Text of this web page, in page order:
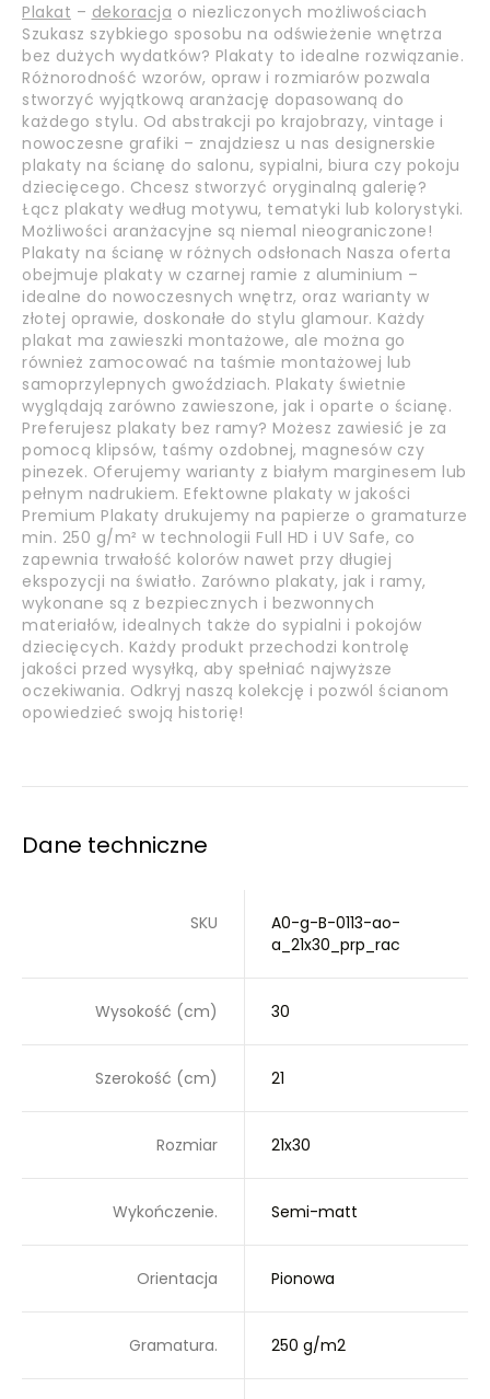
Plakat – dekoracja o niezliczonych możliwościach
Szukasz szybkiego sposobu na odświeżenie wnętrza
bez dużych wydatków? Plakaty to idealne rozwiązanie.
Różnorodność wzorów, opraw i rozmiarów pozwala
stworzyć wyjątkową aranżację dopasowaną do
każdego stylu. Od abstrakcji po krajobrazy, vintage i
nowoczesne grafiki – znajdziesz u nas designerskie
plakaty na ścianę do salonu, sypialni, biura czy pokoju
dziecięcego. Chcesz stworzyć oryginalną galerię?
Łącz plakaty według motywu, tematyki lub kolorystyki.
Możliwości aranżacyjne są niemal nieograniczone!
Plakaty na ścianę w różnych odsłonach Nasza oferta
obejmuje plakaty w czarnej ramie z aluminium –
idealne do nowoczesnych wnętrz, oraz warianty w
złotej oprawie, doskonałe do stylu glamour. Każdy
plakat ma zawieszki montażowe, ale można go
również zamocować na taśmie montażowej lub
samoprzylepnych gwoździach. Plakaty świetnie
wyglądają zarówno zawieszone, jak i oparte o ścianę.
Preferujesz plakaty bez ramy? Możesz zawiesić je za
pomocą klipsów, taśmy ozdobnej, magnesów czy
pinezek. Oferujemy warianty z białym marginesem lub
pełnym nadrukiem. Efektowne plakaty w jakości
Premium Plakaty drukujemy na papierze o gramaturze
min. 250 g/m² w technologii Full HD i UV Safe, co
zapewnia trwałość kolorów nawet przy długiej
ekspozycji na światło. Zarówno plakaty, jak i ramy,
wykonane są z bezpiecznych i bezwonnych
materiałów, idealnych także do sypialni i pokojów
dziecięcych. Każdy produkt przechodzi kontrolę
jakości przed wysyłką, aby spełniać najwyższe
oczekiwania. Odkryj naszą kolekcję i pozwól ścianom
opowiedzieć swoją historię!
Dane techniczne
SKU
A0-g-B-0113-ao-
a_21x30_prp_rac
Wysokość (cm) 30
Szerokość (cm) 21
Rozmiar 21x30
Wykończenie. Semi-matt
Orientacja Pionowa
Gramatura. 250 g/m2